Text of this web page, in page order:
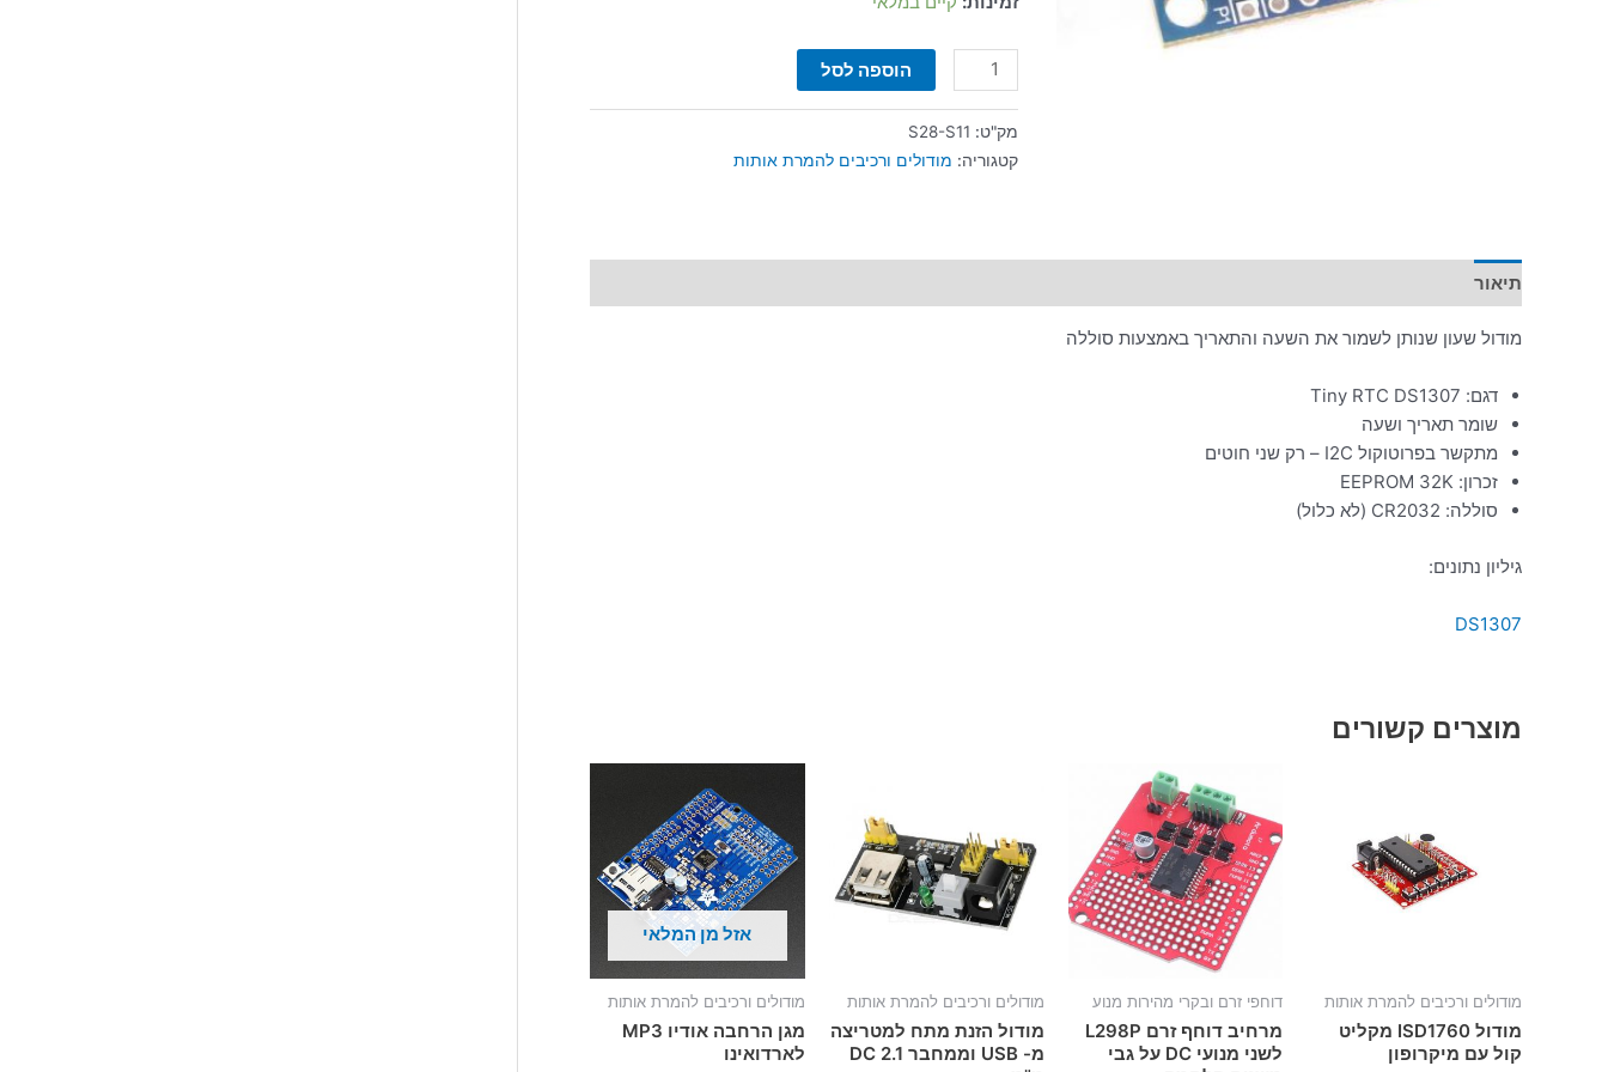
הוספה לסל
מק"ט: S28-S11
קטגוריה: מודולים ורכיבים להמרת אותות
תיאור
מודול שעון שנותן לשמור את השעה והתאריך באמצעות סוללה
דגם: Tiny RTC DS1307
שומר תאריך ושעה
מתקשר בפרוטוקול I2C – רק שני חוטים
זכרון: EEPROM 32K
סוללה: CR2032 (לא כלול)
גיליון נתונים:
DS1307
מוצרים קשורים
מודולים ורכיבים להמרת אותות
מודול ISD1760 מקליט
קול עם מיקרופון
דוחפי זרם ובקרי מהירות מנוע
מרחיב דוחף זרם L298P
לשני מנועי DC על גבי
מודולים ורכיבים להמרת אותות
מודול הזנת מתח למטריצה
מ- USB וממחבר DC 2.1
אזל מן המלאי
מודולים ורכיבים להמרת אותות
מגן הרחבה אודיו MP3
לארדואינו